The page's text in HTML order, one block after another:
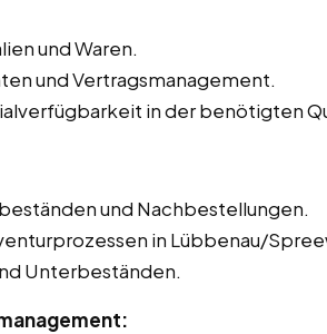
und Waren.
und Vertragsmanagement.
in der benötigten
und Nachbestellungen.
in Lübbenau/
Unterbeständen.